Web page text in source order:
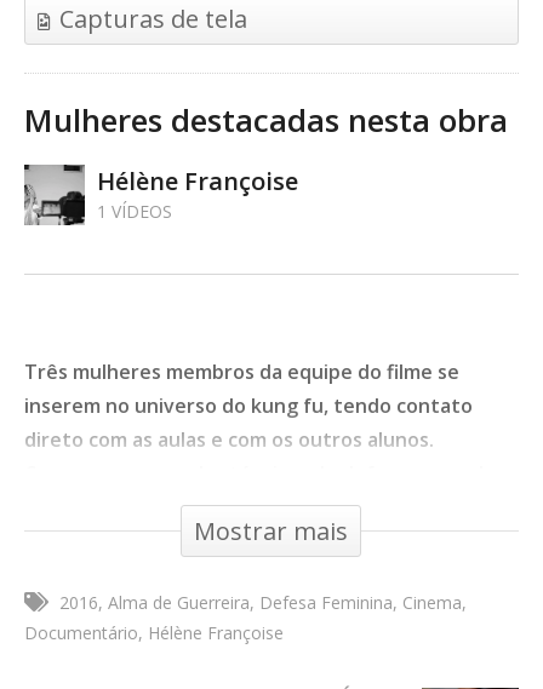
Capturas de tela
Mulheres destacadas nesta obra
Hélène Françoise
1 VÍDEOS
Três mulheres membros da equipe do filme se
inserem no universo do kung fu, tendo contato
direto com as aulas e com os outros alunos.
descobrem no kung fu vários benefícios para a
mente e para o corpo, e um forte aliado para o
Documentário ,Esportes- 13:32 - Minas Gerais, Brasil,
Mostrar mais
2016 Alma de Guerreira, Defesa Feminina Cinema
Documentário Hélène Françoise